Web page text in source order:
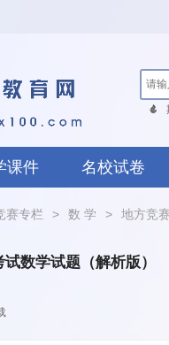
课件 名校试卷
赛专栏 > 数 学 > 地方竞
数学试题（解析版）